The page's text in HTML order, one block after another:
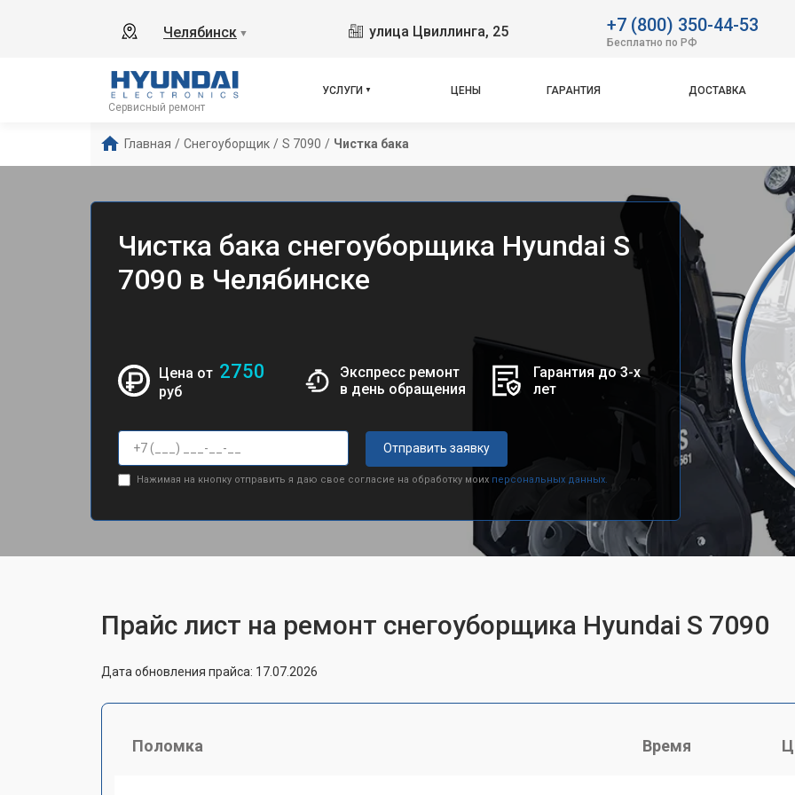
Челябинск ▼ улица Цвиллинга, 25 +7 (800) 350-44-53
Бесплатно по РФ
Сервисный ремонт
УСЛУГИ ЦЕНЫ ГАРАНТИЯ ДОСТАВКА
Главная / Снегоуборщик / S 7090 / Чистка бака
Чистка бака снегоуборщика Hyundai S
7090 в Челябинске
Цена от 2750
руб
Экспресс ремонт
в день обращения
Гарантия до 3-х
лет
Отправить заявку
Нажимая на кнопку отправить я даю свое согласие на обработку моих персональных данных.
Прайс лист на ремонт снегоуборщика Hyundai S 7090
Дата обновления прайса: 17.07.2026
Поломка Время